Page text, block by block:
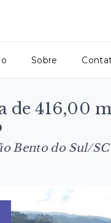
Sobre
de 416,00
Bento do Sul/SC